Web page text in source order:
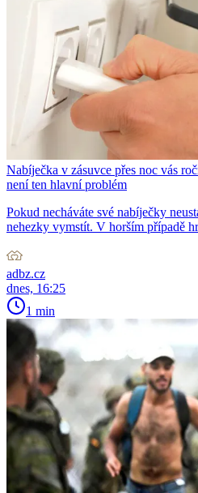
Nabíječka v zásuvce přes noc vás
není ten hlavní problém
Pokud necháváte své nabíječky
nehezky vymstít. V horším případě
adbz.cz
dnes, 16:25
1 min